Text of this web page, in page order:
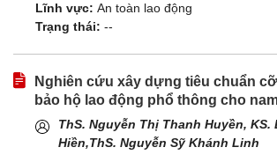
Lĩnh vực: An toàn lao động
Trạng thái: --
Nghiên cứu xây dựng tiêu chuẩn
bảo hộ lao động phổ thông cho
ThS. Nguyễn Thị Thanh Huyền, KS.
Hiền,ThS. Nguyễn Sỹ Khánh Linh